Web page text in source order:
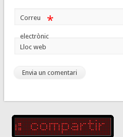
Correu
electrònic
*
Lloc web